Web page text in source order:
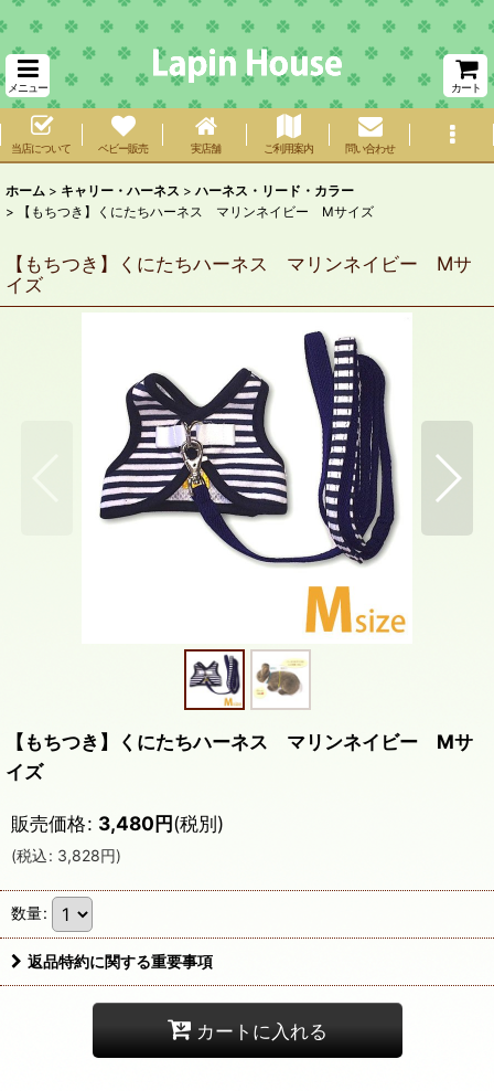
メニュー カート
当店について ベビー販売 実店舗 ご利用案内 問い合わせ
ホーム > キャリー・ハーネス > ハーネス・リード・カラー
>
【もちつき】くにたちハーネス マリンネイビー Mサイズ
【もちつき】くにたちハーネス マリンネイビー Mサ
イズ
【もちつき】くにたちハーネス マリンネイビー Mサ
イズ
販売価格: 3,480円(税別)
(税込: 3,828円)
数量:
返品特約に関する重要事項
カートに入れる